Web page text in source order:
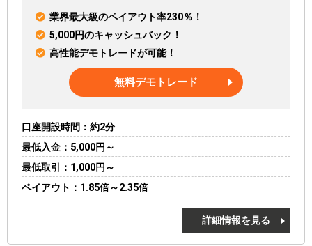
業界最大級のペイアウト率230％！
5,000円のキャッシュバック！
高性能デモトレードが可能！
無料デモトレード
口座開設時間
約2分
最低入金
5,000円～
最低取引
1,000円～
ペイアウト
1.85倍～2.35倍
詳細情報を見る